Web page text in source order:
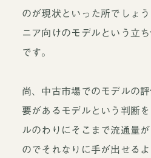
のが現状といった所でしょ
ニア向けのモデルという立
です。
尚、中古市場でのモデルの
要があるモデルという判断
ルのわりにそこまで流通量
のでそれなりに手が出せる